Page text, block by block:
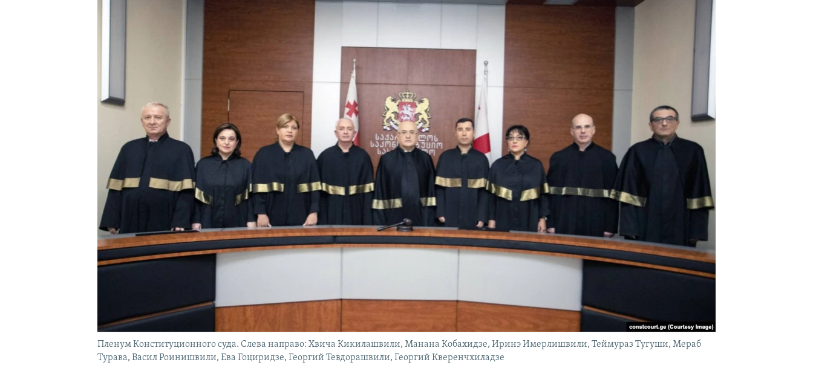
Пленум Конституционного cуда. Слева направо: Хвича Кикилашвили, Манана Кобахидзе, Иринэ Имерлишвили, Теймураз Тугуши, Мераб
Турава, Васил Роинишвили, Ева Гоциридзе, Георгий Тевдорашвили, Георгий Кверенчхиладзе